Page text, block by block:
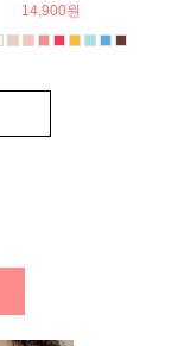
14,900원